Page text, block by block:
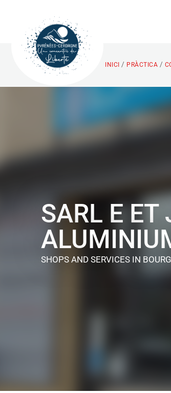
INICI / PRÀCTICA /
SARL E ET
SHOPS AND SERVICES IN